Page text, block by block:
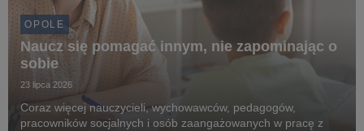
OPOLE
Naucz się pomagać innym, nie zapominając o
sobie
23 lipca 2026
Coraz więcej nauczycieli, wychowawców, pedagogów,
pracowników socjalnych i osób zaangażowanych w pracę z